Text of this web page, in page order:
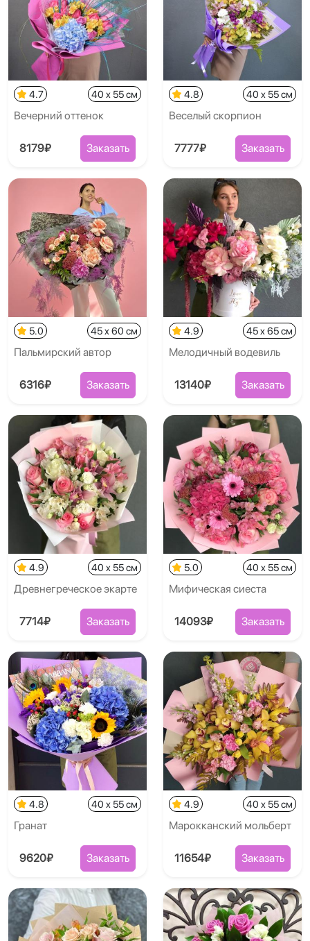
4.7 40 x 55 см
Вечерний оттенок
8179₽ Заказать
4.8 40 x 55 см
Веселый скорпион
7777₽ Заказать
5.0 45 x 60 см
Пальмирский автор
6316₽ Заказать
4.9 45 x 65 см
Мелодичный водевиль
13140₽ Заказать
4.9 40 x 55 см
Древнегреческое экарте
7714₽ Заказать
5.0 40 x 55 см
Мифическая сиеста
14093₽ Заказать
4.8 40 x 55 см
Гранат
9620₽ Заказать
4.9 40 x 55 см
Марокканский мольберт
11654₽ Заказать